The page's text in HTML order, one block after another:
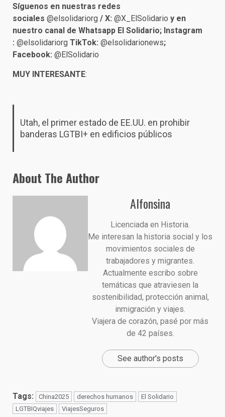
Síguenos en nuestras redes
sociales @elsolidariorg / X: @X_ElSolidario y en
nuestro canal de Whatsapp El Solidario; Instagram
: @elsolidariorg TikTok: @elsolidarionews;
Facebook: @ElSolidario
MUY INTERESANTE:
Utah, el primer estado de EE.UU. en prohibir
banderas LGTBI+ en edificios públicos
About The Author
Alfonsina
Licenciada en Historia.
Me interesan la historia social y los
movimientos sociales de
trabajadores y migrantes.
Actualmente escribo sobre
temáticas que atraviesen la
sostenibilidad, protección animal,
inmigración y viajes.
Viajera de corazón, pasé por más
de 42 países.
See author's posts
Tags: China2025 derechos humanos
El Solidario
LGTBIQviajes
ViajesSeguros​